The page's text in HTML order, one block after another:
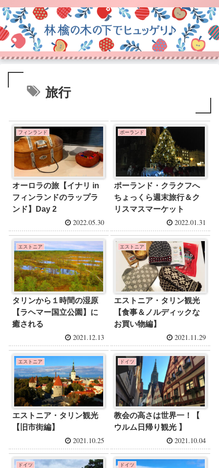
旅行
フィンランド
オーロラの旅【イナリ in
フィンランドのラップラ
ンド】Day 2
2022.05.30
ポーランド
ポーランド・クラクフへ
ちょっくら週末旅行＆ク
リスマスマーケット
2022.01.31
エストニア
タリンから１時間の湿原
【ラヘマー国立公園】に
癒される
2021.12.13
エストニア
エストニア・タリン観光
【食事＆ノルディックな
お買い物編】
2021.11.29
エストニア
エストニア・タリン観光
【旧市街編】
2021.10.25
ドイツ
教会の高さは世界一！【
ウルム日帰り観光 】
2021.10.04
ドイツ ドイツ